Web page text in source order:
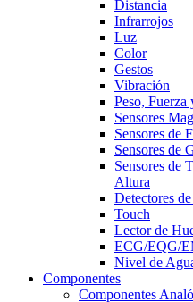
Distancia
Infrarrojos
Luz
Color
Gestos
Vibración
Peso, Fuerza
Sensores
Sensores de
Sensores de
Sensores de
Altura
Detectores
Touch
Lector de
ECG/EQG/
Nivel de
Componentes
Componentes